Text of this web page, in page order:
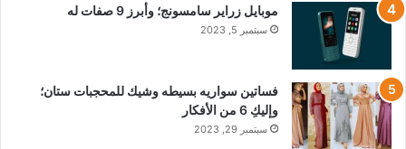
موبايل زراير سامسونج؛ وأبرز 9 صفات له
سبتمبر 5, 2023
فساتين سواريه بسيطه وشيك للمحجبات ستان؛
وإليكِ 6 من الأفكار
سبتمبر 29, 2023